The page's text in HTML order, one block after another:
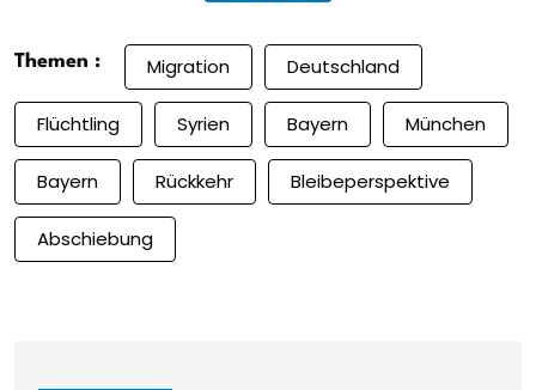
Themen : Migration Deutschland
Flüchtling Syrien Bayern München
Bayern Rückkehr Bleibeperspektive
Abschiebung